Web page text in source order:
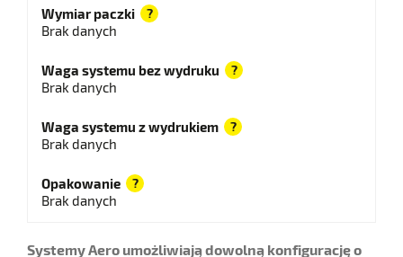
Wymiar paczki ?
Brak danych
Waga systemu bez wydruku ?
Brak danych
Waga systemu z wydrukiem ?
Brak danych
Opakowanie ?
Brak danych
Systemy Aero umożliwiają dowolną konfigurację o